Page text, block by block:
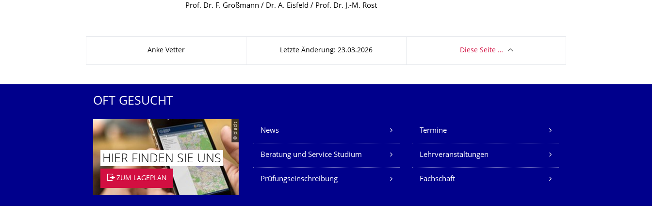
Prof. Dr. F. Großmann / Dr. A. Eisfeld / Prof. Dr. J.-M. Rost
Anke Vetter Letzte Änderung: 23.03.2026 Diese Seite …
OFT GESUCHT
© placit
HIER FINDEN SIE UNS
ZUM LAGEPLAN
Unsere Dienste
News Termine
Beratung und Service Studium Lehrveranstaltungen
Prüfungseinschreibung Fachschaft